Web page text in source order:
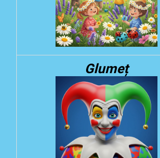
loc mare, cu multă iarbă
unde animalele se joacă și
Glumeț